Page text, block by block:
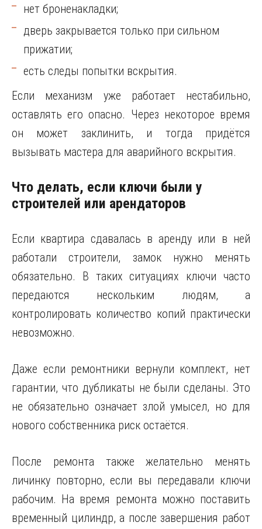
нет броненакладки;
дверь закрывается только при сильном
прижатии;
есть следы попытки вскрытия.
Если механизм уже работает нестабильно,
оставлять его опасно. Через некоторое время
он может заклинить, и тогда придётся
вызывать мастера для аварийного вскрытия.
Что делать, если ключи были у
строителей или арендаторов
Если квартира сдавалась в аренду или в ней
работали строители, замок нужно менять
обязательно. В таких ситуациях ключи часто
передаются нескольким людям, а
контролировать количество копий практически
невозможно.
Даже если ремонтники вернули комплект, нет
гарантии, что дубликаты не были сделаны. Это
не обязательно означает злой умысел, но для
нового собственника риск остаётся.
После ремонта также желательно менять
личинку повторно, если вы передавали ключи
рабочим. На время ремонта можно поставить
временный цилиндр, а после завершения работ